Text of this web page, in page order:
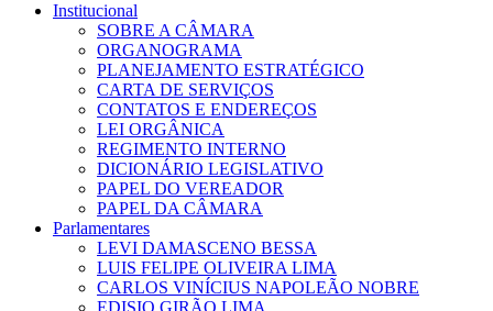
Institucional
SOBRE A CÂMARA
ORGANOGRAMA
PLANEJAMENTO ESTRATÉGICO
CARTA DE SERVIÇOS
CONTATOS E ENDEREÇOS
LEI ORGÂNICA
REGIMENTO INTERNO
DICIONÁRIO LEGISLATIVO
PAPEL DO VEREADOR
PAPEL DA CÂMARA
Parlamentares
LEVI DAMASCENO BESSA
LUIS FELIPE OLIVEIRA LIMA
CARLOS VINÍCIUS NAPOLEÃO NOBRE
EDISIO GIRÃO LIMA